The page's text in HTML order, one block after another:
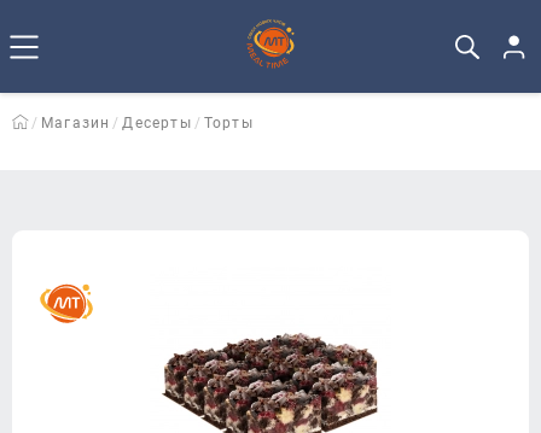
Магазин Десерты Торты